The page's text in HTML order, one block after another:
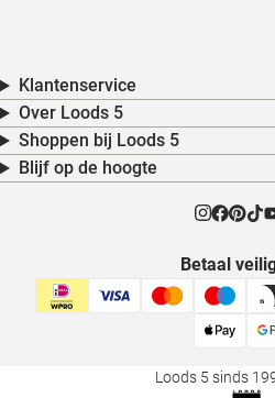
Klantenservice
Over Loods 5
Shoppen bij Loods 5
Blijf op de hoogte
Betaal
Loods 5 sinds